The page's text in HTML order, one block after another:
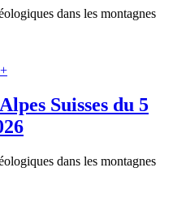
dans les montagnes
Suisses du 5
dans les montagnes